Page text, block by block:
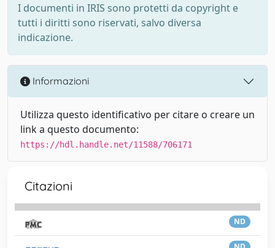
I documenti in IRIS sono protetti da copyright e
tutti i diritti sono riservati, salvo diversa
indicazione.
Informazioni
Utilizza questo identificativo per citare o creare un
link a questo documento:
https://hdl.handle.net/11588/706171
Citazioni
ND